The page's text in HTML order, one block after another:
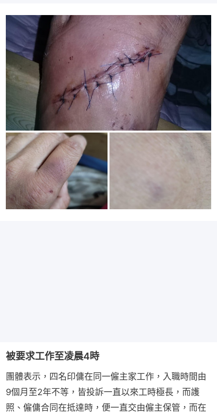
被要求工作至凌晨4時
團體表示，四名印傭在同一僱主家工作，入職時間由
9個月至2年不等，皆投訴一直以來工時極長，而護
照、僱傭合同在抵達時，便一直交由僱主保管，而在